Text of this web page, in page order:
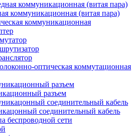
коммуникационная (витая пара)
коммуникационная
оптическая коммутационная
разъем
соединительный кабель
беспроводной сети